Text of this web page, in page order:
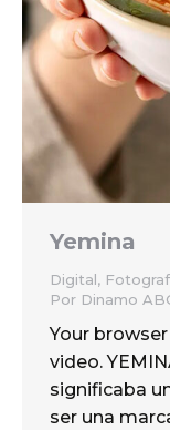
Yemina
Digital,
Por Dinamo
Your
video.
significaba
ser una